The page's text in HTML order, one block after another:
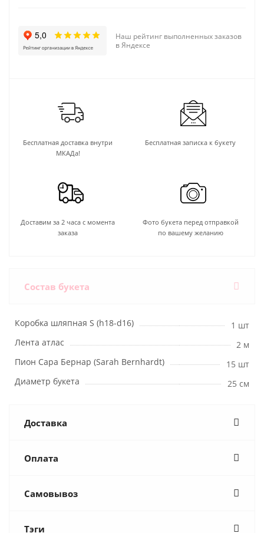
Наш рейтинг выполненных заказов
в Яндексе
Бесплатная доставка внутри
МКАДа!
Бесплатная записка к букету
Доставим за 2 часа с момента
заказа
Фото букета перед отправкой
по вашему желанию
Состав букета
Коробка шляпная S (h18-d16)
1 шт
Лента атлас
2 м
Пион Сара Бернар (Sarah Bernhardt)
15 шт
Диаметр букета
25 см
Доставка
Оплата
Самовывоз
Тэги